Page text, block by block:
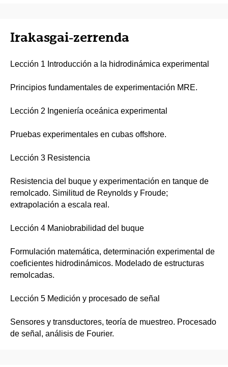
Irakasgai-zerrenda
Lección 1 Introducción a la hidrodinámica experimental
Principios fundamentales de experimentación MRE.
Lección 2 Ingeniería oceánica experimental
Pruebas experimentales en cubas offshore.
Lección 3 Resistencia
Resistencia del buque y experimentación en tanque de
remolcado. Similitud de Reynolds y Froude;
extrapolación a escala real.
Lección 4 Maniobrabilidad del buque
Formulación matemática, determinación experimental de
coeficientes hidrodinámicos. Modelado de estructuras
remolcadas.
Lección 5 Medición y procesado de señal
Sensores y transductores, teoría de muestreo. Procesado
de señal, análisis de Fourier.